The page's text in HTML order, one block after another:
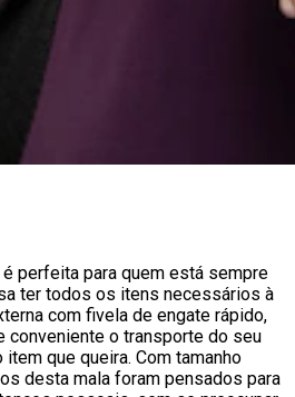
perfeita para quem está sempre
ter todos os itens necessários à
com fivela de engate rápido,
conveniente o transporte do seu
que queira. Com tamanho
desta mala foram pensados para